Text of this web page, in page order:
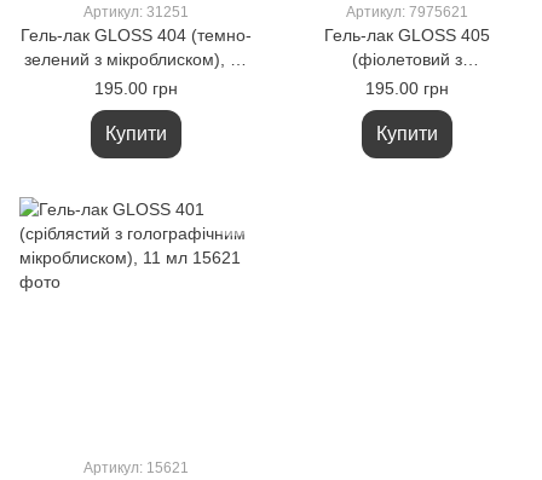
Артикул: 31251
Гель-лак GLOSS 404 (темно-
зелений з мікроблиском), 11
мл
195.00 грн
Купити
Артикул: 7975621
Гель-лак GLOSS 405
(фіолетовий з
мікроблиском), 11 мл
195.00 грн
Купити
Артикул: 15621